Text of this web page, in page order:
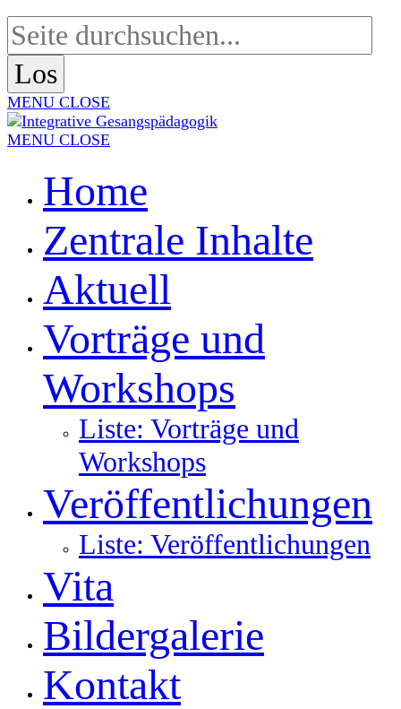
MENU CLOSE
MENU CLOSE
Home
Zentrale Inhalte
Aktuell
Vorträge und
Workshops
Liste: Vorträge und
Workshops
Veröffentlichungen
Liste: Veröffentlichungen
Vita
Bildergalerie
Kontakt